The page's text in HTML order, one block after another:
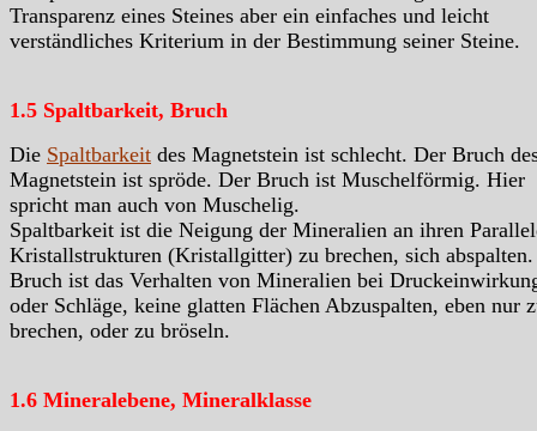
Transparenz eines Steines aber ein einfaches und leicht
verständliches Kriterium in der Bestimmung seiner Steine.
1.5 Spaltbarkeit, Bruch
Die Spaltbarkeit des Magnetstein ist schlecht. Der Bruch
Magnetstein ist spröde. Der Bruch ist Muschelförmig. Hier
spricht man auch von Muschelig.
Spaltbarkeit ist die Neigung der Mineralien an ihren
Kristallstrukturen (Kristallgitter) zu brechen, sich abspalten.
Bruch ist das Verhalten von Mineralien bei
oder Schläge, keine glatten Flächen Abzuspalten, eben nur
brechen, oder zu bröseln.
1.6 Mineralebene, Mineralklasse